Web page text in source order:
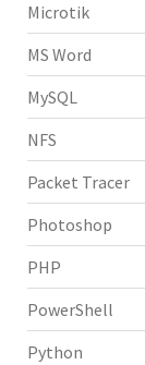
Microtik
MS Word
MySQL
NFS
Packet Tracer
Photoshop
PHP
PowerShell
Python